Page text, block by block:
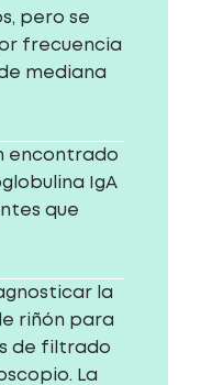
pero se
frecuencia
mediana
encontrado
IgA
que
la
riñón para
de filtrado
La